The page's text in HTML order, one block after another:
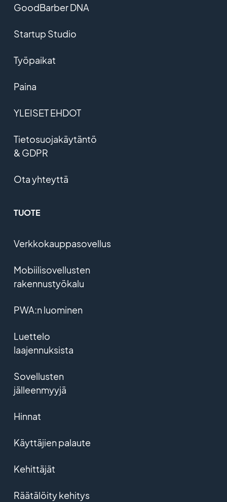
GoodBarber DNA
Startup Studio
Työpaikat
Paina
YLEISET EHDOT
Tietosuojakäytäntö
& GDPR
Ota yhteyttä
TUOTE
Verkkokauppasovellus
Mobiilisovellusten
rakennustyökalu
PWA:n luominen
Luettelo
laajennuksista
Sovellusten
jälleenmyyjä
Hinnat
Käyttäjien palaute
Kehittäjät
Räätälöity kehitys